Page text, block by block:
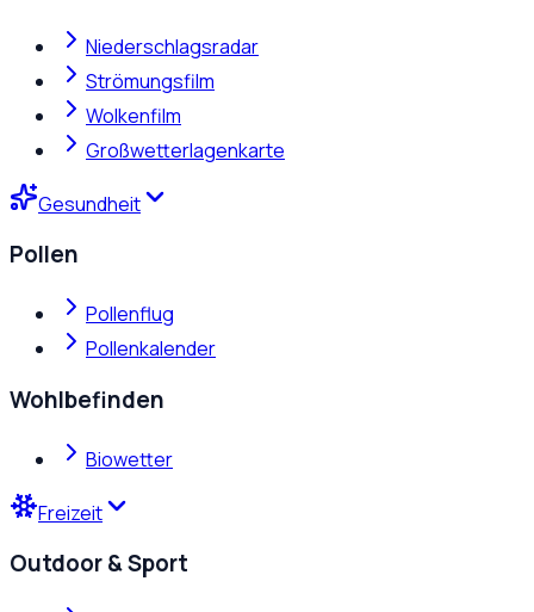
Niederschlagsradar
Strömungsfilm
Wolkenfilm
Großwetterlagenkarte
Gesundheit
Pollen
Pollenflug
Pollenkalender
Wohlbefinden
Biowetter
Freizeit
Outdoor & Sport